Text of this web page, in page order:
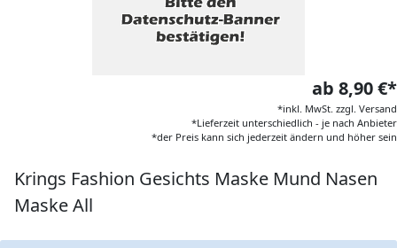
ab 8,90 €*
*inkl. MwSt. zzgl. Versand
*Lieferzeit unterschiedlich - je nach Anbieter
*der Preis kann sich jederzeit ändern und höher sein
Krings Fashion Gesichts Maske Mund Nasen
Maske All